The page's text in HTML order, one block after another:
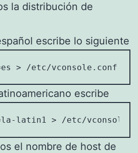
la distribución de
escribe lo siguiente
> /etc/vconsole.conf
escribe
latin1 > /etc/
el nombre de host de